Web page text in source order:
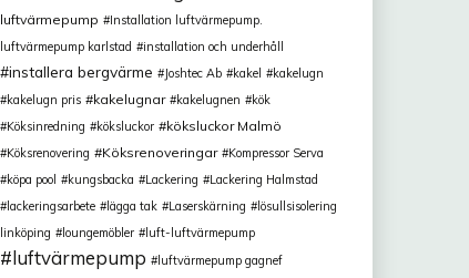
luftvärmepump
Installation luftvärmepump.
luftvärmepump karlstad
installation och underhåll
installera bergvärme Joshtec Ab kakel
kakelugn
kakelugn pris
kakelugnar kakelugnen
kök
Köksinredning
köksluckor köksluckor Malmö
Köksrenovering Köksrenoveringar
Kompressor Serva
köpa pool
kungsbacka Lackering
Lackering Halmstad
lackeringsarbete
lägga tak Laserskärning
lösullsisolering
linköping
loungemöbler luft-luftvärmepump
luftvärmepump
luftvärmepump gagnef